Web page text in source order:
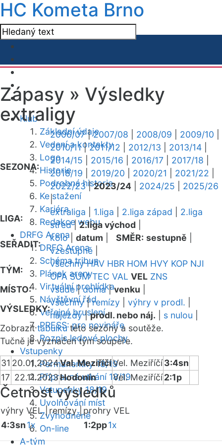
HC Kometa Brno
Klub
Základní údaje
Vedení a kontakty
Logo
Historie
Podrobná historie
Ke stažení
Kariéra
Redakce webu
DRFG Arena
DRFG Arena
Schéma tribun
Plánek areny
Virtuální prohlídka
Návštěvní řád
Veřejné bruslení
PRESS: pro novináře
Rozpis ledové plochy
Vstupenky
Permanentky 18/19
Přípravná utkání 18/19
Vstupenky 18/19
Uvolňování míst
Zvýhodněné
On-line
A-tým
Zápasy » Výsledky
extraligy
SEZONA:
2006/07|2007/08 2008/09 2009/10
2010/11|2011/12 2012/13 2013/14
2014/15
2015/16 2016/17 2017/18
2018/19
2019/20 2020/21 2021/22
2022/23|2023/24 2024/25
2025/26
|
LIGA:
extraliga 1.liga 2.liga západ
2.liga
střed|2.liga východ
SEŘADIT:
kolo| datum SMĚR: sestupně
vzestupně
TÝM:
všechny HAV HBR HOM HVY KOP NJI
OPA SUM TEC VAL VEL ZNS
MÍSTO:
všude|doma|venku
VÝSLEDKY:
všechny|remízy výhry v prodl.
nájezdy|prodl. nebo náj. s nulou
Zobrazittabulkutéto sezóny a soutěže.
Tučně je vyznačen tým soupeře.
31 20.01.2024Val. MeziříčíVel. Meziříčí3:4sn
17 22.11.2023Hodonín Vel. Meziříčí2:1p
Četnost výsledků
výhry VEL | remízy | prohry VEL
4:3sn1x 1:2pp1x